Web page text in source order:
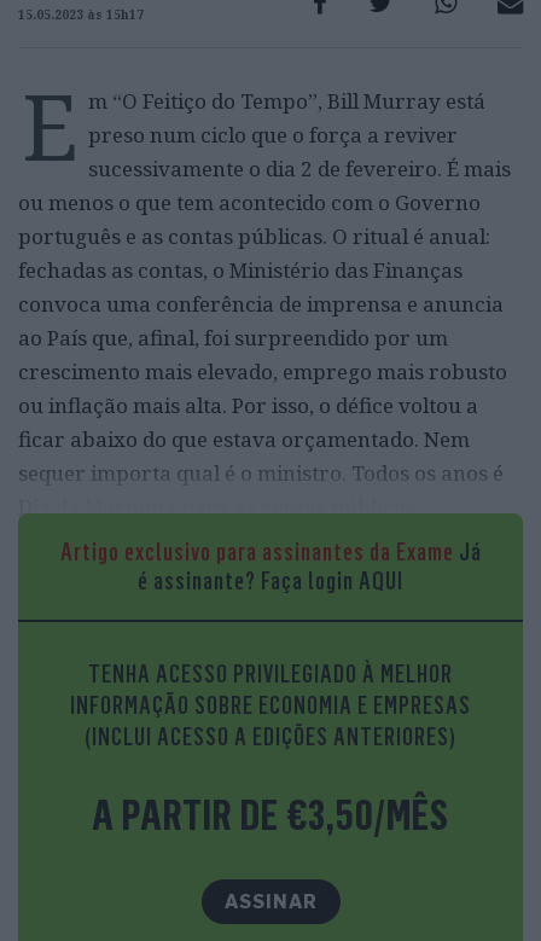
15.05.2023 às 15h17
E m “O Feitiço do Tempo”, Bill Murray está
preso num ciclo que o força a reviver
sucessivamente o dia 2 de fevereiro. É mais
ou menos o que tem acontecido com o Governo
português e as contas públicas. O ritual é anual:
fechadas as contas, o Ministério das Finanças
convoca uma conferência de imprensa e anuncia
ao País que, afinal, foi surpreendido por um
crescimento mais elevado, emprego mais robusto
ou inflação mais alta. Por isso, o défice voltou a
ficar abaixo do que estava orçamentado. Nem
sequer importa qual é o ministro. Todos os anos é
Dia da Marmota para as contas públicas
portuguesas.
Nos sete anos em que os governos de António Costa
geriram os recursos do Estado, só por duas vezes a
meta do défice não foi ultrapassada. Em 2017 (ano
da injeção de capital na Caixa Geral de Depósitos);
e 2020 (ano da mais destrutiva pandemia em 100
pontos em 2016 e 2019), noutros ela é abissal. 2022
foi um bom exemplo: o défice acabou por ficar 2,8
se considerarmos o orçamento apresentado já em
Artigo exclusivo para assinantes da Exame Já
é assinante? Faça login AQUI
TENHA ACESSO PRIVILEGIADO À MELHOR
INFORMAÇÃO SOBRE ECONOMIA E EMPRESAS
(INCLUI ACESSO A EDIÇÕES ANTERIORES)
A PARTIR DE €3,50/MÊS
ASSINAR